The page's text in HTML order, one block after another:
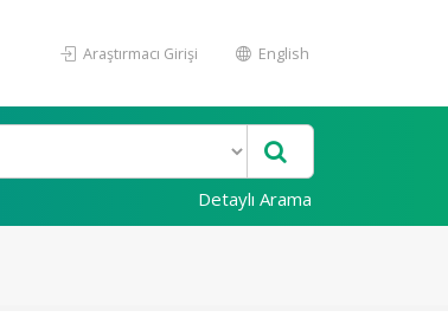
Araştırmacı Girişi English
Detaylı Arama